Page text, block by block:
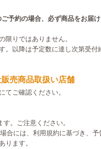
予約の場合、必ず商品をお届け
りではありません。
。以降は予定数に達し次第受付
売商品取扱い店舗
てご確認ください。
。ご注意ください。
合には、利用規約に基づき、予
ります。